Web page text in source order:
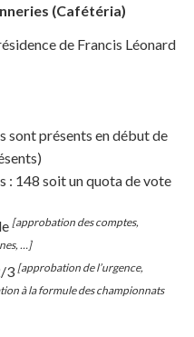
(Cafétéria)
de Francis Léonard
sont présents en début de
: 148 soit un quota de vote
[approbation des comptes,
…]
3 [approbation de l’urgence,
à la formule des championnats